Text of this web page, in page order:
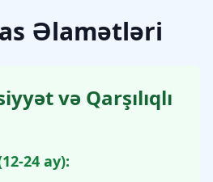
Əlamətləri
və Qarşılıqlı
24 ay):